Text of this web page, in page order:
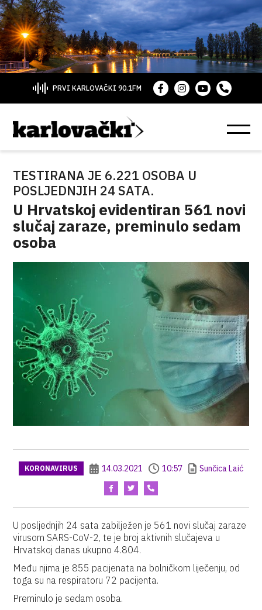
PRVI KARLOVAČKI 90.1FM
TESTIRANA JE 6.221 OSOBA U
POSLJEDNJIH 24 SATA.
U Hrvatskoj evidentiran 561 novi
slučaj zaraze, preminulo sedam
osoba
KORONAVIRUS 14.03.2021 10:57 Sunčica Laić
U posljednjih 24 sata zabilježen je 561 novi slučaj zaraze
virusom SARS-CoV-2, te je broj aktivnih slučajeva u
Hrvatskoj danas ukupno 4.804.
Među njima je 855 pacijenata na bolničkom liječenju, od
toga su na respiratoru 72 pacijenta.
Preminulo je sedam osoba.